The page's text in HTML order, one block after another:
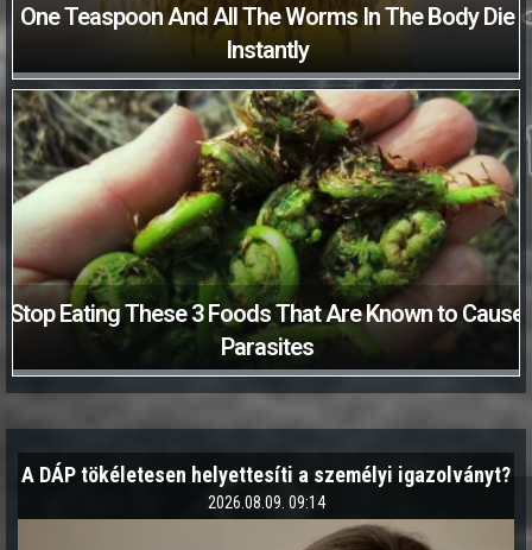
One Teaspoon And All The Worms In The Body Die
Instantly
Stop Eating These 3 Foods That Are Known to Cause
Parasites
A DÁP tökéletesen helyettesíti a személyi igazolványt?
2026.08.09. 09:14